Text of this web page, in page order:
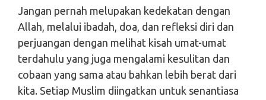
Jangan pernah melupakan kedekatan dengan
Allah, melalui ibadah, doa, dan refleksi diri dan
perjuangan dengan melihat kisah umat-umat
terdahulu yang juga mengalami kesulitan dan
cobaan yang sama atau bahkan lebih berat dari
kita. Setiap Muslim diingatkan untuk senantiasa